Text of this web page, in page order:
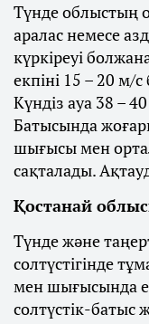
Түнде облыстың
аралас немесе
күркіреуі
екпіні 15 – 20 м/с
Күндіз ауа 38 –
Батысында
шығысы мен
сақталады.
Қостанай
Түнде және
солтүстігінде
мен шығысында
солтүстік-батыс